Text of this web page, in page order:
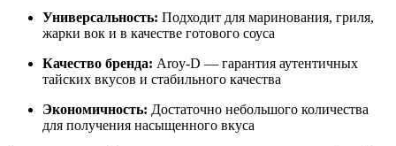
Универсальность: Подходит для маринования, гриля,
жарки вок и в качестве готового соуса
Качество бренда: Aroy-D — гарантия аутентичных
тайских вкусов и стабильного качества
Экономичность: Достаточно небольшого количества
для получения насыщенного вкуса